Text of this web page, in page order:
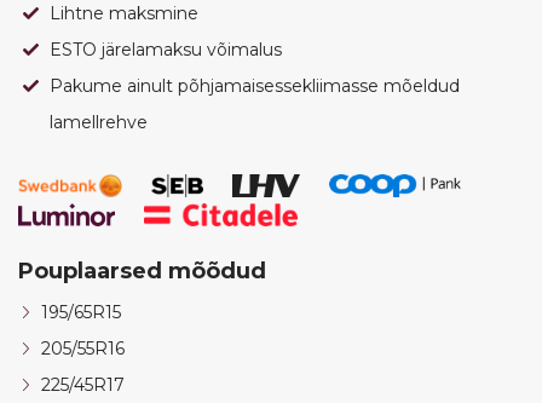
Lihtne maksmine
ESTO järelamaksu võimalus
Pakume ainult põhjamaisessekliimasse mõeldud
lamellrehve
Pouplaarsed mõõdud
195/65R15
205/55R16
225/45R17